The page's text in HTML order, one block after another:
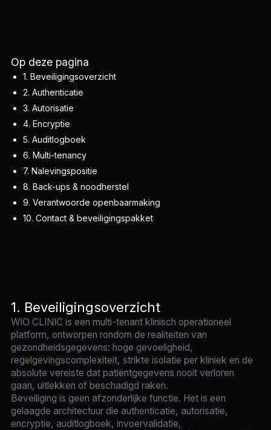
Op deze pagina
1. Beveiligingsoverzicht
2. Authenticatie
3. Autorisatie
4. Encryptie
5. Auditlogboek
6. Multi-tenancy
7. Nalevingspositie
8. Back-ups & noodherstel
9. Verantwoorde openbaarmaking
10. Contact & beveiligingspakket
1. Beveiligingsoverzicht
WIO CLINIC is een multi-tenant klinisch operationeel
platform, ontworpen rondom de realiteiten van
gezondheidsgegevens: hoge gevoeligheid,
regelgevingscomplexiteit, strikte isolatie per kliniek en de
absolute vereiste dat patiëntgegevens nooit verloren
gaan, uitlekken of beschadigd raken.
Beveiliging is geen afzonderlijke functie. Het is een
gelaagde architectuur die authenticatie, autorisatie,
encryptie, auditlogboek, invoervalidatie,